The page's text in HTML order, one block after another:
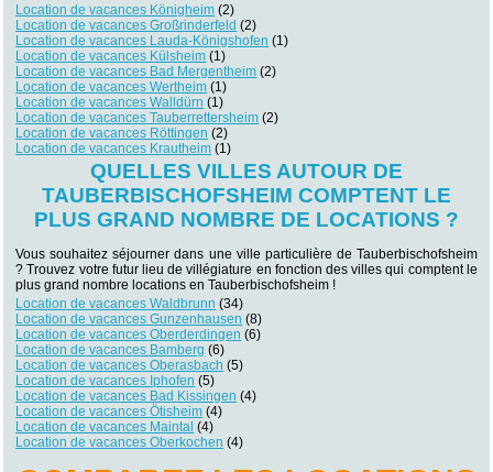
Location de vacances Königheim (2)
Location de vacances Großrinderfeld (2)
Location de vacances Lauda-Königshofen (1)
Location de vacances Külsheim (1)
Location de vacances Bad Mergentheim (2)
Location de vacances Wertheim (1)
Location de vacances Walldürn (1)
Location de vacances Tauberrettersheim (2)
Location de vacances Röttingen (2)
Location de vacances Krautheim (1)
QUELLES VILLES AUTOUR DE
TAUBERBISCHOFSHEIM COMPTENT LE
PLUS GRAND NOMBRE DE LOCATIONS ?
Vous souhaitez séjourner dans une ville particulière de Tauberbischofsheim
? Trouvez votre futur lieu de villégiature en fonction des villes qui comptent le
plus grand nombre locations en Tauberbischofsheim !
Location de vacances Waldbrunn (34)
Location de vacances Gunzenhausen (8)
Location de vacances Oberderdingen (6)
Location de vacances Bamberg (6)
Location de vacances Oberasbach (5)
Location de vacances Iphofen (5)
Location de vacances Bad Kissingen (4)
Location de vacances Ötisheim (4)
Location de vacances Maintal (4)
Location de vacances Oberkochen (4)